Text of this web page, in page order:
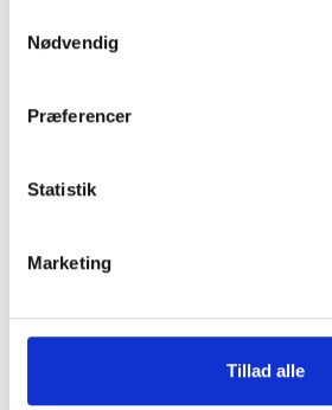
Nødvendig
Præferencer
Statistik
Marketing
Tillad alle
Batterilader
12 Volt pakke
Toiletrum
Køleskab
Køleskabsstørrelse: